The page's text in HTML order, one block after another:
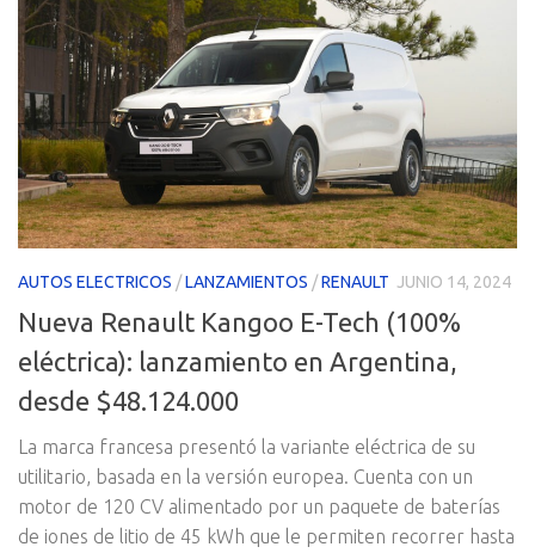
AUTOS ELECTRICOS /LANZAMIENTOS /RENAULT JUNIO 14, 2024
Nueva Renault Kangoo E-Tech (100%
eléctrica): lanzamiento en Argentina,
desde $48.124.000
La marca francesa presentó la variante eléctrica de su
utilitario, basada en la versión europea. Cuenta con un
motor de 120 CV alimentado por un paquete de baterías
de iones de litio de 45 kWh que le permiten recorrer hasta